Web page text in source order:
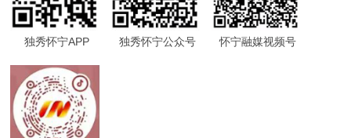
独秀怀宁APP 独秀怀宁公众号 怀宁融媒视频号